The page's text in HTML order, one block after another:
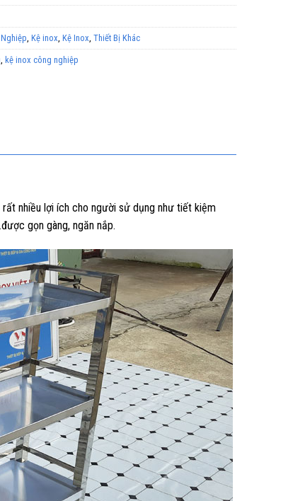
, Kệ inox, Kệ Inox, Thiết Bị Khác
, kệ inox công nghiệp
nhiều lợi ích cho người sử dụng như tiết kiệm
gọn gàng, ngăn nắp.